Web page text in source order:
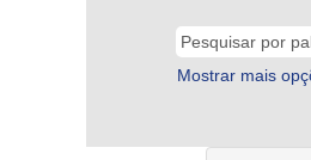
Mostrar mais